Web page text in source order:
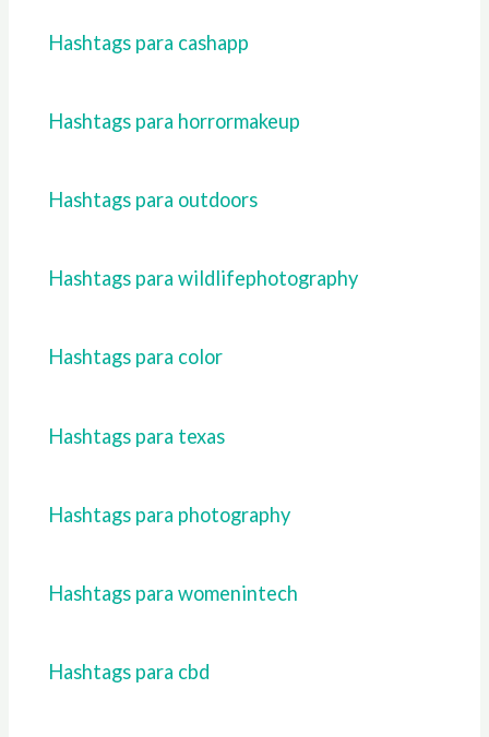
Hashtags para cashapp
Hashtags para horrormakeup
Hashtags para outdoors
Hashtags para wildlifephotography
Hashtags para color
Hashtags para texas
Hashtags para photography
Hashtags para womenintech
Hashtags para cbd